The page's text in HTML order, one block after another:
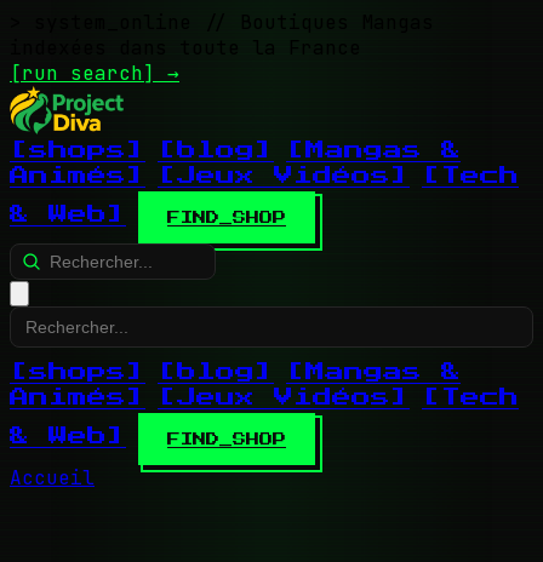
// Boutiques Mangas
indexées dans toute la France
[run search] →
[shops] [blog]
[Mangas &
Animés]
[Jeux Vidéos]
[Tech
& Web]
FIND_SHOP
[shops] [blog]
[Mangas &
Animés]
[Jeux Vidéos]
[Tech
& Web]
FIND_SHOP
Accueil